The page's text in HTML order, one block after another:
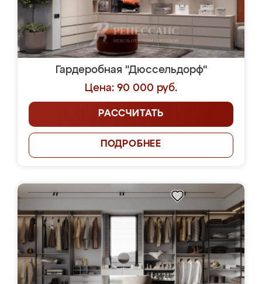
Гардеробная "Дюссельдорф"
Цена: 90 000 руб.
РАССЧИТАТЬ
ПОДРОБНЕЕ